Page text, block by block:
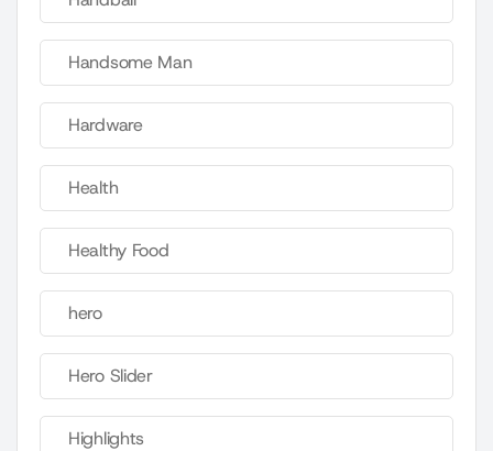
Handsome Man
Hardware
Health
Healthy Food
hero
Hero Slider
Highlights